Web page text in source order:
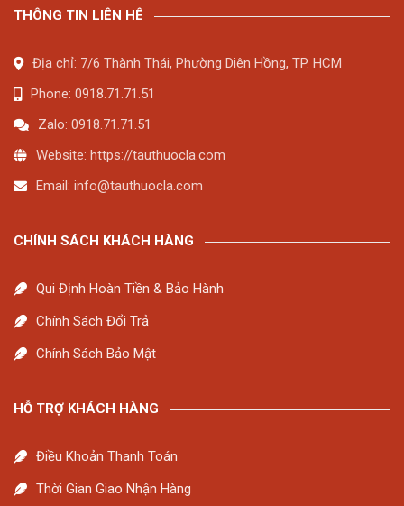
THÔNG TIN LIÊN HÊ
Địa chỉ: 7/6 Thành Thái, Phường Diên Hồng, TP. HCM
Phone: 0918.71.71.51
Zalo: 0918.71.71.51
Website: https://tauthuocla.com
Email: info@tauthuocla.com
CHÍNH SÁCH KHÁCH HÀNG
Qui Định Hoàn Tiền & Bảo Hành
Chính Sách Đổi Trả
Chính Sách Bảo Mật
HỖ TRỢ KHÁCH HÀNG
Điều Khoản Thanh Toán
Thời Gian Giao Nhận Hàng